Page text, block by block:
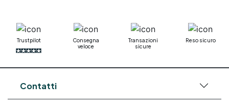
Trustpilot
Consegna
veloce
Transazioni
sicure
Reso sicuro
Contatti